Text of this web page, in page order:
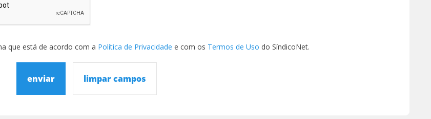
que está de acordo com a Política de Privacidade e com os Termos de Uso do SíndicoNet.
enviar limpar campos